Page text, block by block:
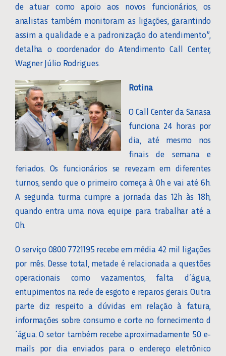
de atuar como apoio aos novos funcionários, os
analistas também monitoram as ligações, garantindo
assim a qualidade e a padronização do atendimento”,
detalha o coordenador do Atendimento Call Center,
Wagner Júlio Rodrigues.
Rotina
O Call Center da Sanasa
funciona 24 horas por
dia, até mesmo nos
finais de semana e
feriados. Os funcionários se revezam em diferentes
turnos, sendo que o primeiro começa à 0h e vai até 6h.
A segunda turma cumpre a jornada das 12h às 18h,
quando entra uma nova equipe para trabalhar até a
0h.
O serviço 0800 7721195 recebe em média 42 mil ligações
por mês. Desse total, metade é relacionada a questões
operacionais como vazamentos, falta d´água,
entupimentos na rede de esgoto e reparos gerais. Outra
parte diz respeito a dúvidas em relação à fatura,
informações sobre consumo e corte no fornecimento d
´água. O setor também recebe aproximadamente 50 e-
mails por dia enviados para o endereço eletrônico